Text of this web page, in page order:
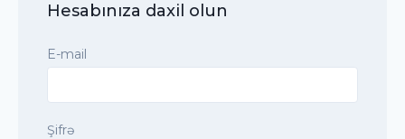
Hesabınıza daxil olun
E-mail
Şifrə